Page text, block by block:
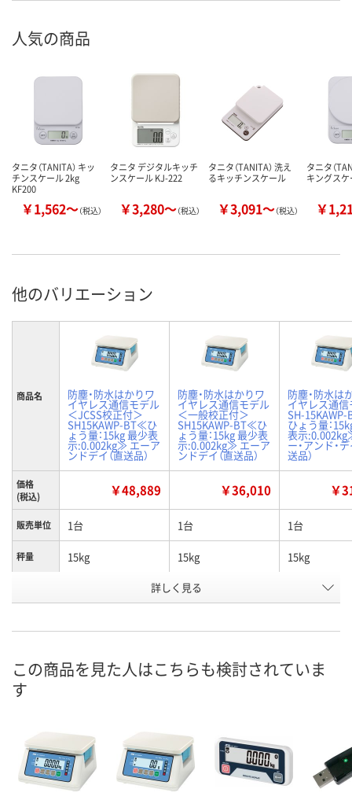
人気の商品
タニタ（TANITA） キッ
チンスケール 2kg
KF200
￥1,562～（税込）
タニタ デジタルキッチ
ンスケール KJ-222
￥3,280～（税込）
タニタ（TANITA） 洗え
るキッチンスケール
￥3,091～（税込）
タニタ（
キングス
￥
他のバリエーション
商品名 防塵・防水はかりワ
イヤレス通信モデル
＜JCSS校正付＞
SH15KAWP-BT≪ひ
ょう量：15kg 最少表
示:0.002kg≫ エーア
ンドデイ（直送品）
防塵・防水はかりワ
イヤレス通信モデル
＜一般校正付＞
SH15KAWP-BT≪ひ
ょう量：15kg 最少表
示:0.002kg≫ エーア
ンドデイ（直送品）
防塵・防水は
イヤレス通
SH-
ひょう量：
表示
ー・アンド・デ
送品）
価格
(税込)
￥48,889 ￥36,010 ￥
販売単位 1台 1台 1台
秤量 15kg 15kg 15kg
一般校正証明書 校正証明書
号
お届け日
カゴへ カゴへ カ
詳しく見る
この商品を見た人はこちらも検討されていま
す